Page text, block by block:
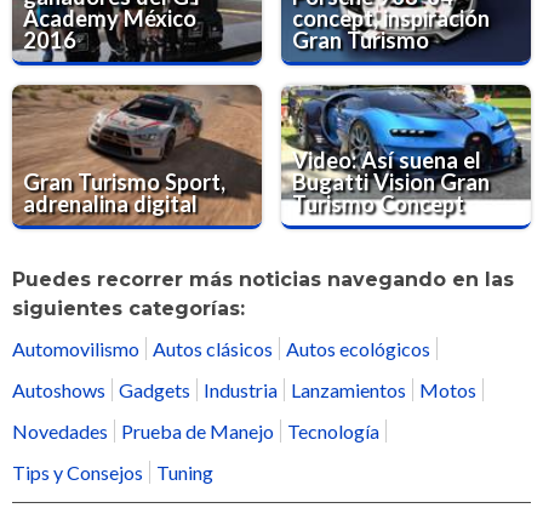
Academy México
2016
concept, inspiración
Gran Turismo
Gran Turismo Sport,
adrenalina digital
Video: Así suena el
Bugatti Vision Gran
Turismo Concept
Puedes recorrer más noticias navegando en las
siguientes categorías:
Automovilismo Autos clásicos
Autos ecológicos
Autoshows
Gadgets Industria Lanzamientos
Motos
Novedades
Prueba de Manejo
Tecnología
Tips y Consejos
Tuning